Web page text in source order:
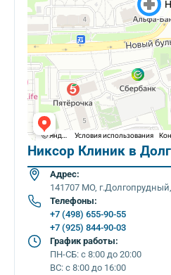
Никсор Клиник в
Адрес:
141707 МО,
Телефоны:
+7 (498) 655-90-55
+7 (925) 844-90-03
График работы:
ПН-СБ: с 8:00 до 20:00
ВС: с 8:00 до 16:00